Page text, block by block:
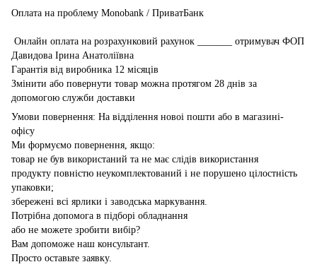
Оплата на проблему Monobank / ПриватБанк
Онлайн оплата на розрахунковий рахунок _______ отримувач ФОП
Давидова Ірина Анатоліївна
Гарантія від виробника 12 місяців
Змінити або повернути товар можна протягом 28 днів за
допомогою служби доставки
Умови повернення: На відділення новоі пошти або в магазині-
офісу
Ми формуємо повернення, якщо:
товар не був використаний та не має слідів використання
продукту повністю неукомплектований і не порушено цілостність
упаковки;
збережені всі ярлики і заводська маркування.
Потрібна допомога в підборі обладнання
або не можете зробити вибір?
Вам допоможе наш консультант.
Просто оставьте заявку.